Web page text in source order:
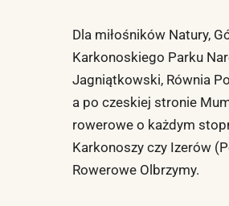
Dla miłośników Natury,
Karkonoskiego Parku
Jagniątkowski, Równia
a po czeskiej stronie
rowerowe o każdym
Karkonoszy czy Izerów
Rowerowe Olbrzymy.